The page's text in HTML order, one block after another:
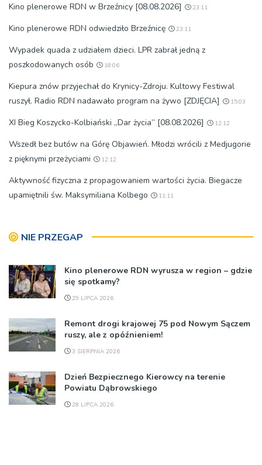
Kino plenerowe RDN w Brzeźnicy [08.08.2026] 23:11
Kino plenerowe RDN odwiedziło Brzeźnicę 23:11
Wypadek quada z udziałem dzieci. LPR zabrał jedną z
poszkodowanych osób
18:06
Kiepura znów przyjechał do Krynicy-Zdroju. Kultowy Festiwal
ruszył. Radio RDN nadawało program na żywo [ZDJĘCIA]
15:03
XI Bieg Koszycko-Kolbiański „Dar życia” [08.08.2026] 12:12
Wszedł bez butów na Górę Objawień. Młodzi wrócili z Medjugorie
z pięknymi przeżyciami
12:12
Aktywność fizyczna z propagowaniem wartości życia. Biegacze
upamiętnili św. Maksymiliana Kolbego
11:11
NIE PRZEGAP
Kino plenerowe RDN wyrusza w region – gdzie
się spotkamy?
29 LIPCA 2026
Remont drogi krajowej 75 pod Nowym Sączem
ruszy, ale z opóźnieniem!
3 SIERPNIA 2026
Dzień Bezpiecznego Kierowcy na terenie
Powiatu Dąbrowskiego
28 LIPCA 2026